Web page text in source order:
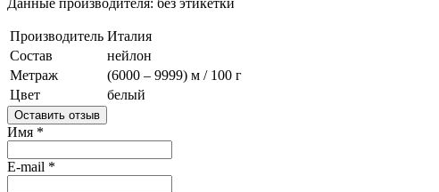
Производитель Италия
Состав
нейлон
Метраж
(6000 – 9999) м / 100 г
Цвет
белый
Оставить отзыв
Имя *
E-mail *